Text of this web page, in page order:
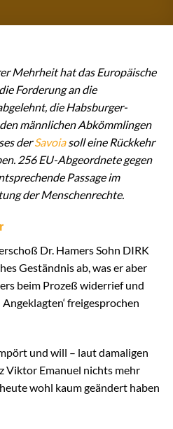
Mehrheit hat das Europäische
Forderung an die
die Habsburger-
männlichen Abkömmlingen
derSavoiasoll eine Rückkehr
256 EU-Abgeordnete gegen
Passage im
der Menschenrechte.
Dr. Hamers Sohn DIRK
Geständnis ab, was er aber
beim Prozeß widerrief und
freigesprochen
und will – laut damaligen
Viktor Emanuel nichts mehr
wohl kaum geändert haben